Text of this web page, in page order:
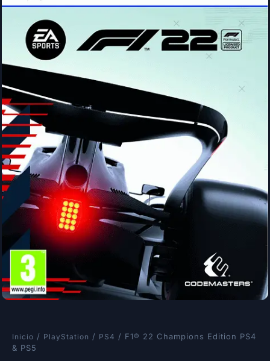
Inicio / PlayStation / PS4 / F1® 22 Champions Edition PS4
& PS5